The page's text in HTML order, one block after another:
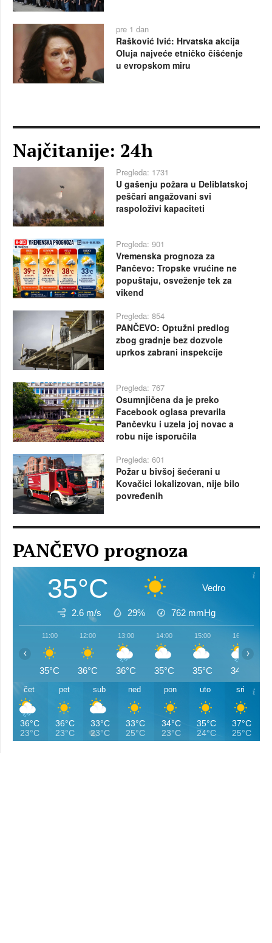
pre 1 dan
Rašković Ivić: Hrvatska akcija
Oluja najveće etničko čišćenje
u evropskom miru
Najčitanije: 24h
Pregleda: 1731
U gašenju požara u Deliblatskoj
peščari angažovani svi
raspoloživi kapaciteti
Pregleda: 901
Vremenska prognoza za
Pančevo: Tropske vrućine ne
popuštaju, osveženje tek za
vikend
Pregleda: 854
PANČEVO: Optužni predlog
zbog gradnje bez dozvole
uprkos zabrani inspekcije
Pregleda: 767
Osumnjičena da je preko
Facebook oglasa prevarila
Pančevku i uzela joj novac a
robu nije isporučila
Pregleda: 601
Požar u bivšoj šećerani u
Kovačici lokalizovan, nije bilo
povređenih
PANČEVO prognoza
35°C Vedro
2.6 m/s 29% 762 mmHg
11:00
35°C
12:00
36°C
13:00
36°C
14:00
35°C
15:00
35°C
16:00
34°C
‹ ›
čet
36°C
23°C
pet
36°C
23°C
sub
33°C
23°C
ned
33°C
25°C
pon
34°C
23°C
uto
35°C
24°C
sri
37°C
25°C